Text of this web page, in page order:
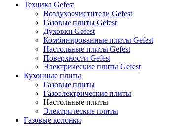
Техника Gefest
Воздухоочистители Gefest
Газовые плиты Gefest
Духовки Gefest
Комбинированные плиты Gefest
Настольные плиты Gefest
Поверхности Gefest
Электрические плиты Gefest
Кухонные плиты
Газовые плиты
Газоэлектрические плиты
Настольные плиты
Электрические плиты
Газовые колонки